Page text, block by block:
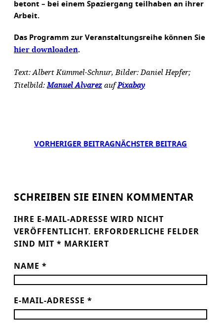
betont – bei einem Spaziergang teilhaben an ihrer
Arbeit.
Das Programm zur Veranstaltungsreihe können Sie
hier downloaden.
Text: Albert Kümmel-Schnur, Bilder: Daniel Hepfer;
Titelbild:Manuel Alvarez aufPixabay
VORHERIGER BEITRAG NÄCHSTER BEITRAG
SCHREIBEN SIE EINEN KOMMENTAR
IHRE E-MAIL-ADRESSE WIRD NICHT
VERÖFFENTLICHT.
ERFORDERLICHE FELDER
SIND MIT * MARKIERT
NAME *
E-MAIL-ADRESSE *